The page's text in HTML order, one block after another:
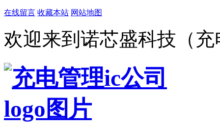
在线留言 收藏本站 网站地图
欢迎来到诺芯盛科技（